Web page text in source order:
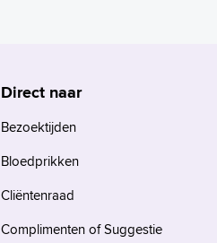
Direct naar
Bezoektijden
Bloedprikken
Cliëntenraad
Complimenten of Suggestie